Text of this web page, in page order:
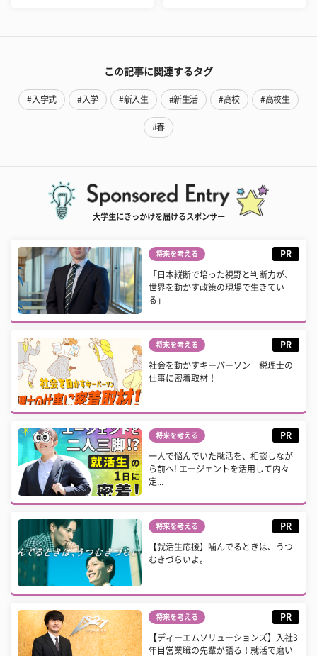
この記事に関連するタグ
#入学式 #入学 #新入生 #新生活 #高校 #高校生
#春
大学生にきっかけを届けるスポンサー
将来を考える PR
「日本縦断で培った視野と判断力が、
世界を動かす政策の現場で生きてい
る」
将来を考える PR
社会を動かすキーパーソン 税理士の
仕事に密着取材！
将来を考える PR
一人で悩んでいた就活を、相談しなが
ら前へ! エージェントを活用して内々
定...
将来を考える PR
【就活生応援】噛んでるときは、うつ
むきづらいよ。
将来を考える PR
【ディーエムソリューションズ】入社3
年目営業職の先輩が語る！就活で磨い